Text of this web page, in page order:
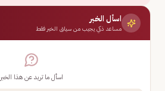
اسأل الخبر
مساعد ذكي يجيب من سياق الخبر فقط
اسأل ما تريد عن هذا الخبر